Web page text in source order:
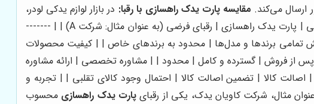
ارسال می‌کند. مقایسه پارت یدک راهسازی با رقبا: در بازار لوازم یدکی لودر،
، با ارائه مزایای رقابتی زیر، از سایر رقبا متمایز می‌شود: | ویژگی | پارت یدک راهسازی | رقبای فرضی (به عنوان مثال: شرکت A) | | -------
برندها و مدل‌ها | محدود به برندهای خاص | | کیفیت محصولات
پس از فروش | گسترده و کامل | محدود | | مشاوره تخصصی | ارائه مشاوره
کالا | تضمین اصالت کالا | احتمال وجود کالای تقلبی | | تجربه و
مثال، شرکت کاویان یدک، یکی از رقبای پارت یدک راهسازی محسوب